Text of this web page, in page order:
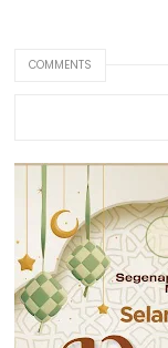
COMMENTS